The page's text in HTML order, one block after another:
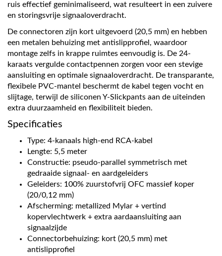
ruis effectief geminimaliseerd, wat resulteert in een zuivere
en storingsvrije signaaloverdracht.
De connectoren zijn kort uitgevoerd (20,5 mm) en hebben
een metalen behuizing met antislipprofiel, waardoor
montage zelfs in krappe ruimtes eenvoudig is. De 24-
karaats vergulde contactpennen zorgen voor een stevige
aansluiting en optimale signaaloverdracht. De transparante,
flexibele PVC-mantel beschermt de kabel tegen vocht en
slijtage, terwijl de siliconen Y-Slickpants aan de uiteinden
extra duurzaamheid en flexibiliteit bieden.
Specificaties
Type: 4-kanaals high-end RCA-kabel
Lengte: 5,5 meter
Constructie: pseudo-parallel symmetrisch met
gedraaide signaal- en aardgeleiders
Geleiders: 100% zuurstofvrij OFC massief koper
(20/0,12 mm)
Afscherming: metallized Mylar + vertind
kopervlechtwerk + extra aardaansluiting aan
signaalzijde
Connectorbehuizing: kort (20,5 mm) met
antislipprofiel